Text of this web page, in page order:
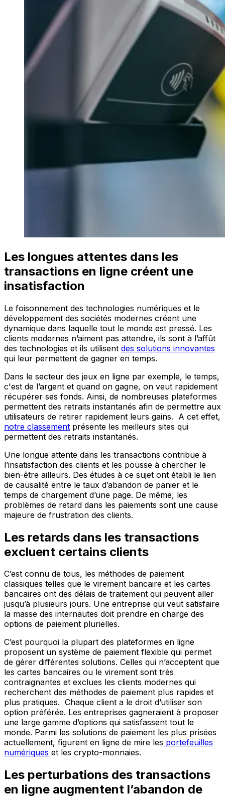
Les longues attentes dans les
transactions en ligne créent une
insatisfaction
Le foisonnement des technologies numériques et le
développement des sociétés modernes créent une
dynamique dans laquelle tout le monde est pressé. Les
clients modernes n’aiment pas attendre, ils sont à l’affût
des technologies et ils utilisent des solutions innovantes
qui leur permettent de gagner en temps.
Dans le secteur des jeux en ligne par exemple, le temps,
c'est de l’argent et quand on gagne, on veut rapidement
récupérer ses fonds. Ainsi, de nombreuses plateformes
permettent des retraits instantanés afin de permettre aux
utilisateurs de retirer rapidement leurs gains. A cet effet,
notre classement présente les meilleurs sites qui
permettent des retraits instantanés.
Une longue attente dans les transactions contribue à
l’insatisfaction des clients et les pousse à chercher le
bien-être ailleurs. Des études à ce sujet ont établi le lien
de causalité entre le taux d’abandon de panier et le
temps de chargement d’une page. De même, les
problèmes de retard dans les paiements sont une cause
majeure de frustration des clients.
Les retards dans les transactions
excluent certains clients
C’est connu de tous, les méthodes de paiement
classiques telles que le virement bancaire et les cartes
bancaires ont des délais de traitement qui peuvent aller
jusqu’à plusieurs jours. Une entreprise qui veut satisfaire
la masse des internautes doit prendre en charge des
options de paiement plurielles.
C’est pourquoi la plupart des plateformes en ligne
proposent un système de paiement flexible qui permet
de gérer différentes solutions. Celles qui n’acceptent que
les cartes bancaires ou le virement sont très
contraignantes et exclues les clients modernes qui
recherchent des méthodes de paiement plus rapides et
plus pratiques. Chaque client a le droit d’utiliser son
option préférée. Les entreprises gagneraient à proposer
une large gamme d’options qui satisfassent tout le
monde. Parmi les solutions de paiement les plus prisées
actuellement, figurent en ligne de mire les portefeuilles
numériques et les crypto-monnaies.
Les perturbations des transactions
en ligne augmentent l’abandon de